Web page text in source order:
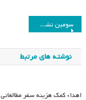
راهبری
نوشته
سومین نشست علمی-ماهانه گروپ روش‌شناسی پژوهش
نوشته های مرتبط
اهداء کمک هزینه سفر